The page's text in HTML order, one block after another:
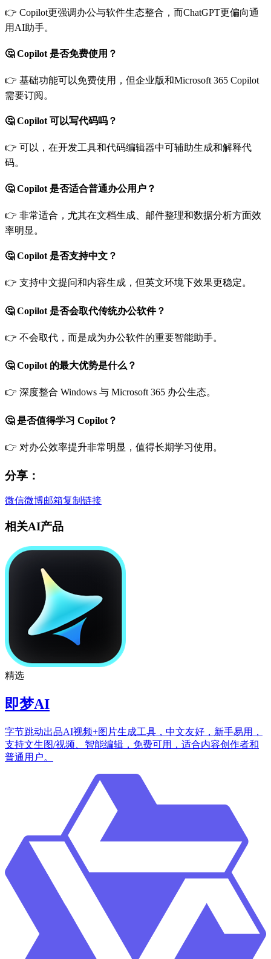
👉 Copilot更强调办公与软件生态整合，而ChatGPT更偏向通
用AI助手。
🤔 Copilot 是否免费使用？
👉 基础功能可以免费使用，但企业版和Microsoft 365 Copilot
需要订阅。
🤔 Copilot 可以写代码吗？
👉 可以，在开发工具和代码编辑器中可辅助生成和解释代
码。
🤔 Copilot 是否适合普通办公用户？
👉 非常适合，尤其在文档生成、邮件整理和数据分析方面效
率明显。
🤔 Copilot 是否支持中文？
👉 支持中文提问和内容生成，但英文环境下效果更稳定。
🤔 Copilot 是否会取代传统办公软件？
👉 不会取代，而是成为办公软件的重要智能助手。
🤔 Copilot 的最大优势是什么？
👉 深度整合 Windows 与 Microsoft 365 办公生态。
🤔 是否值得学习 Copilot？
👉 对办公效率提升非常明显，值得长期学习使用。
分享：
微信微博邮箱复制链接
相关AI产品
精选
即梦AI
字节跳动出品AI视频+图片生成工具，中文友好，新手易用，
支持文生图/视频、智能编辑，免费可用，适合内容创作者和
普通用户。